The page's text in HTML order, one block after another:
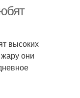
высоких
они